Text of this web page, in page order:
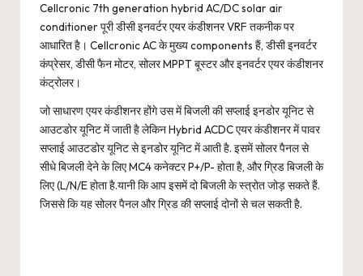
Cellcronic 7th generation hybrid AC/DC solar air
conditioner पूरी डीसी इनवर्टर एयर कंडीशनर VRF तकनीक पर
आधारित है। Cellcronic AC के मुख्य components हैं, डीसी इनवर्टर
कंप्रेसर, डीसी फैन मोटर, सोलर MPPT बूस्टर और इनवर्टर एयर कंडीशनर
कंट्रोलर।
जो साधारण एयर कंडीशनर होंगे उस में बिजली की सप्लाई इनडोर यूनिट से
आउटडोर यूनिट में जाती है लेकिन Hybrid ACDC एयर कंडीशनर में पावर
सप्लाई आउटडोर यूनिट से इनडोर यूनिट में आती है. इसमें सोलर पैनल से
सीधे बिजली देने के लिए MC4 कनेक्टर P+/P- होता है, और ग्रिड बिजली के
लिए (L/N/E होता है.यानी कि आप इसमें दो बिजली के स्त्रोत जोड़ सकते हैं.
जिससे कि यह सोलर पैनल और ग्रिड की सप्लाई दोनों से चल सकती है.